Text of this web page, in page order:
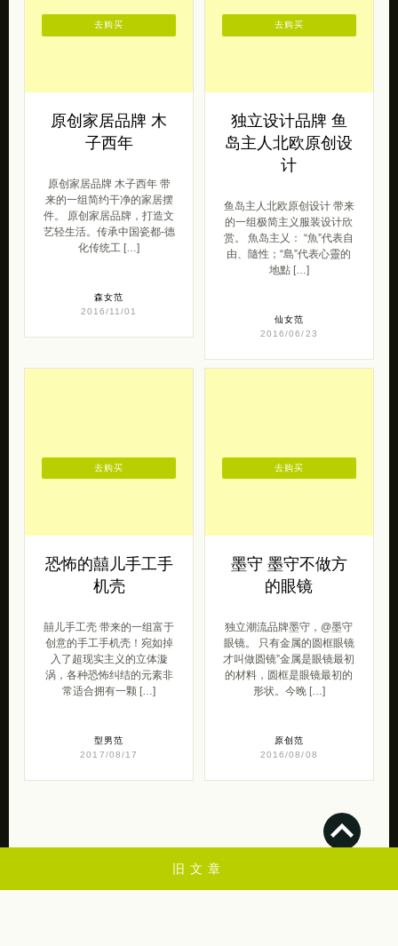
旧文章
原创家居品牌 木
子西年
原创家居品牌 木子西年 带
来的一组简约干净的家居摆
件。 原创家居品牌，打造文
艺轻生活。传承中国瓷都-德
化传统工 […]
森女范
2016/11/01
去购买
独立设计品牌 鱼
岛主人北欧原创设
计
鱼岛主人北欧原创设计 带来
的一组极简主义服装设计欣
赏。 魚岛主乂： “魚”代表自
由、隨性；“島”代表心靈的
地點 […]
仙女范
2016/06/23
去购买
恐怖的囍儿手工手
机壳
囍儿手工壳 带来的一组富于
创意的手工手机壳！宛如掉
入了超现实主义的立体漩
涡，各种恐怖纠结的元素非
常适合拥有一颗 […]
型男范
2017/08/17
去购买
墨守 墨守不做方
的眼镜
独立潮流品牌墨守，@墨守
眼镜。 只有金属的圆框眼镜
才叫做圆镜”金属是眼镜最初
的材料，圆框是眼镜最初的
形状。今晚 […]
原创范
2016/08/08
去购买